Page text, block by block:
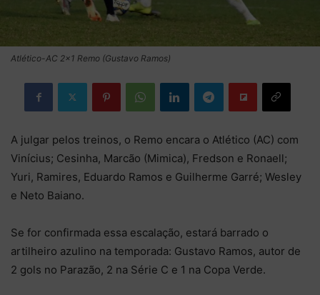
Atlético-AC 2x1 Remo (Gustavo Ramos)
A julgar pelos treinos, o Remo encara o Atlético (AC) com
Vinícius; Cesinha, Marcão (Mimica), Fredson e Ronaell;
Yuri, Ramires, Eduardo Ramos e Guilherme Garré; Wesley
e Neto Baiano.
Se for confirmada essa escalação, estará barrado o
artilheiro azulino na temporada: Gustavo Ramos, autor de
2 gols no Parazão, 2 na Série C e 1 na Copa Verde.